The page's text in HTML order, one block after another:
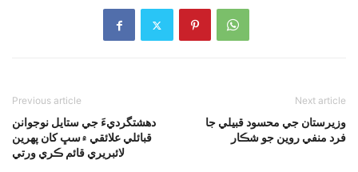
Previous article
دهشتگرديءَ جي ستايل نوجوانن
قبائلي علائقي ۾سڀ کان پهرين
لائبريري قائم ڪري ورتي
Next article
وزيرستان جي محسود قبيلي جا
فرد منفي روين جو شڪار